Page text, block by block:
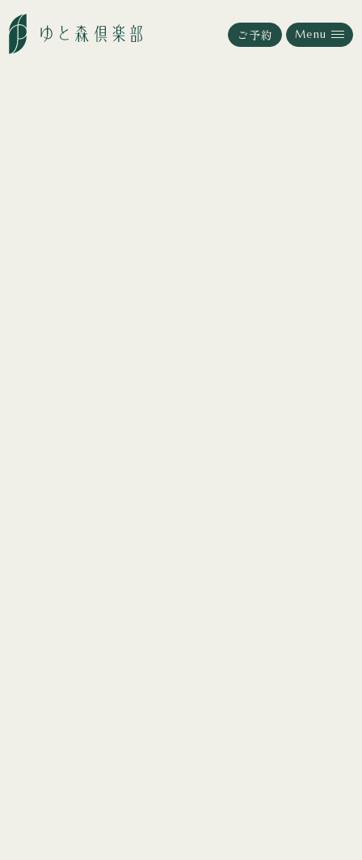
ご予約 Menu
ご予約 Menu